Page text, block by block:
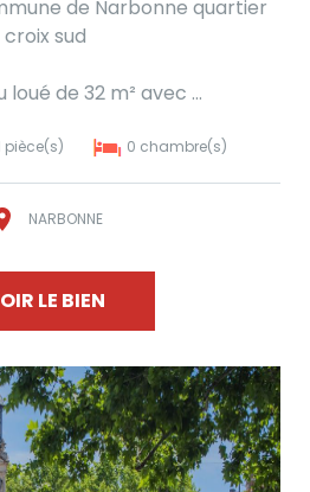
de Narbonne quartier
croix sud
loué de 32 m² avec ...
pièce(s) 0 chambre(s)
NARBONNE
LE BIEN